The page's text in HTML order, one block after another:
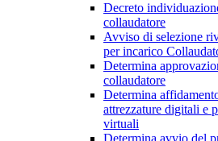
Decreto
collaudatore
Avviso di selezione
per incarico
Determina
collaudatore
Determina
attrezzature digitali e
virtuali